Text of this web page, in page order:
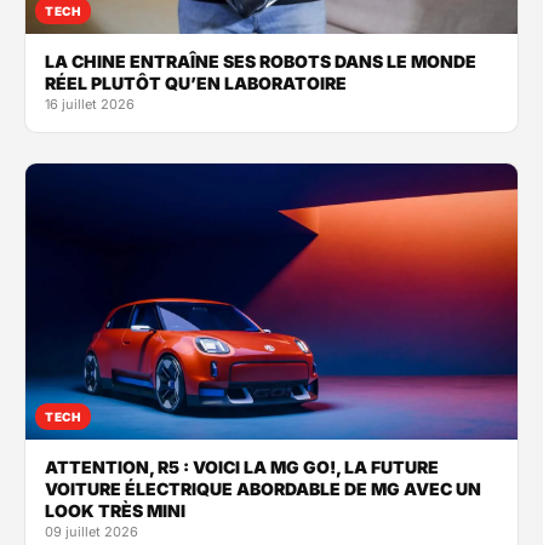
TECH
LA CHINE ENTRAÎNE SES ROBOTS DANS LE MONDE
RÉEL PLUTÔT QU’EN LABORATOIRE
16 juillet 2026
TECH
ATTENTION, R5 : VOICI LA MG GO!, LA FUTURE
VOITURE ÉLECTRIQUE ABORDABLE DE MG AVEC UN
LOOK TRÈS MINI
09 juillet 2026